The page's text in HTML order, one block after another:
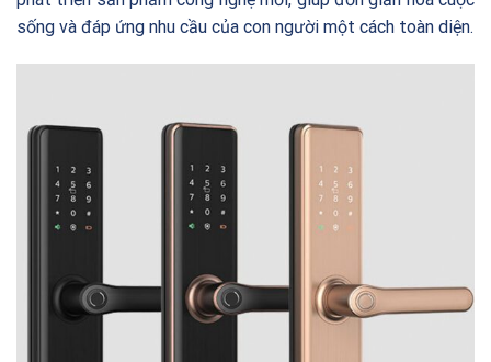
sống và đáp ứng nhu cầu của con người một cách toàn diện.